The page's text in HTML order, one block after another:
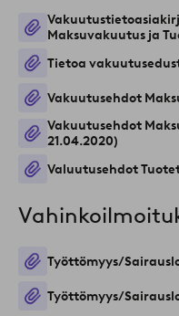
Maksuvakuutus ja
Tietoa
Vakuutusehdot
Vakuutusehdot
21.04.2020)
Valuutusehdot
Työttömyys/
Työttömyys/